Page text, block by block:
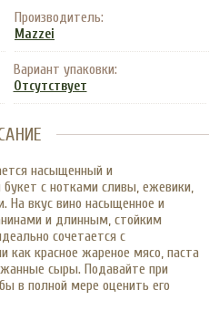
Производитель:
Mazzei
Вариант упаковки:
Отсутствует
насыщенный и
с нотками сливы, ежевики,
На вкус вино насыщенное и
и длинным, стойким
сочетается с
красное жареное мясо, паста
сыры. Подавайте при
в полной мере оценить его